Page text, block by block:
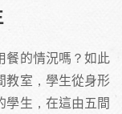
餐的情況嗎？如此
教室，學生從身形
學生，在這由五間